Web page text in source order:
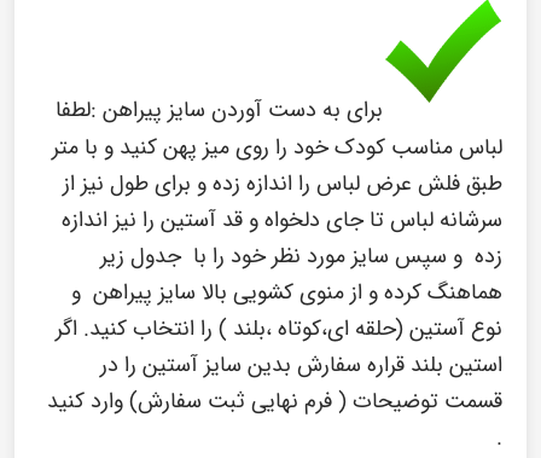
برای به دست آوردن سایز پیراهن :لطفا
لباس مناسب کودک خود را روی میز پهن کنید و با متر
طبق فلش عرض لباس را اندازه زده و برای طول نیز از
سرشانه لباس تا جای دلخواه و قد آستین را نیز اندازه
زده و سپس سایز مورد نظر خود را با جدول زیر
هماهنگ کرده و از منوی کشویی بالا سایز پیراهن و
نوع آستین (حلقه ای،کوتاه ،بلند ) را انتخاب کنید. اگر
استین بلند قرارهسفارش بدین سایز آستین را در
قسمت توضیحات ( فرم نهایی ثبت سفارش) وارد کنید
.